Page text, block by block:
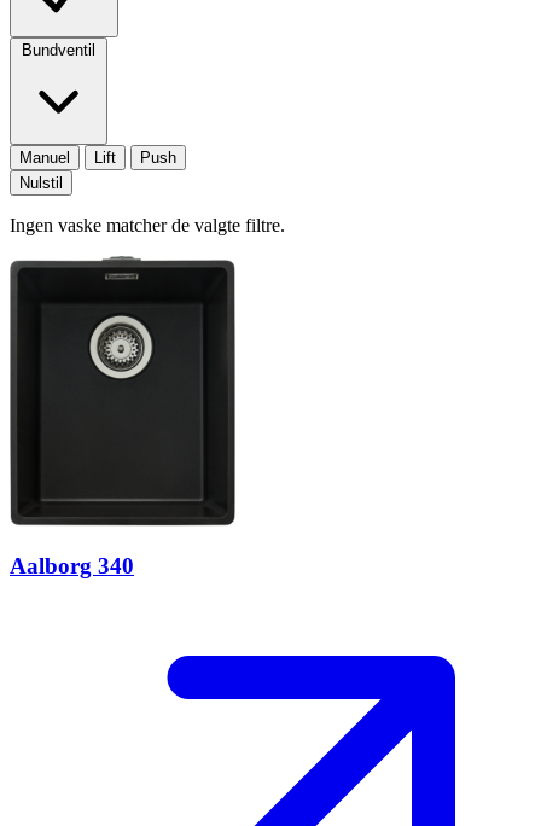
Bundventil
Manuel Lift
Push
Nulstil
Ingen vaske matcher de valgte filtre.
Aalborg 340